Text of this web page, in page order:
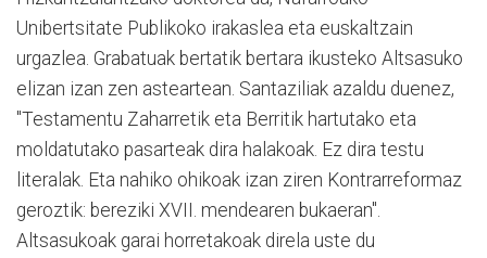
Unibertsitate Publikoko irakaslea eta euskaltzain
urgazlea. Grabatuak bertatik bertara ikusteko Altsasuko
elizan izan zen asteartean. Santaziliak azaldu duenez,
"Testamentu Zaharretik eta Berritik hartutako eta
moldatutako pasarteak dira halakoak. Ez dira testu
literalak. Eta nahiko ohikoak izan ziren Kontrarreformaz
geroztik: bereziki XVII. mendearen bukaeran".
Altsasukoak garai horretakoak direla uste du